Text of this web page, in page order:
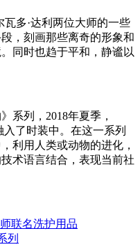
多·达利两位大师的一些
，刻画那些离奇的形象和
同时也趋于平和，静谧以
系列，2018年夏季，
了时装中。在这一系列
利用人类或动物的进化，
术语言结合，表现当前社
联名洗护用品
列